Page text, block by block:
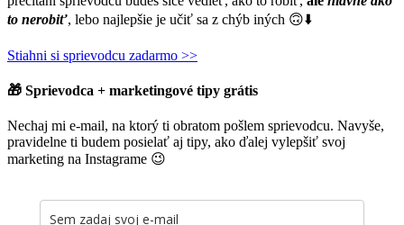
to nerobiť, lebo najlepšie je učiť sa z chýb iných 🙃⬇️
Stiahni si sprievodcu zadarmo >>
🎁 Sprievodca + marketingové tipy grátis
Nechaj mi e-mail, na ktorý ti obratom pošlem sprievodcu. Navyše,
pravidelne ti budem posielať aj tipy, ako ďalej vylepšiť svoj
marketing na Instagrame 😉